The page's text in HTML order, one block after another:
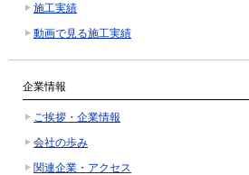
施工実績
動画で見る施工実績
企業情報
ご挨拶・企業情報
会社の歩み
関連企業・アクセス